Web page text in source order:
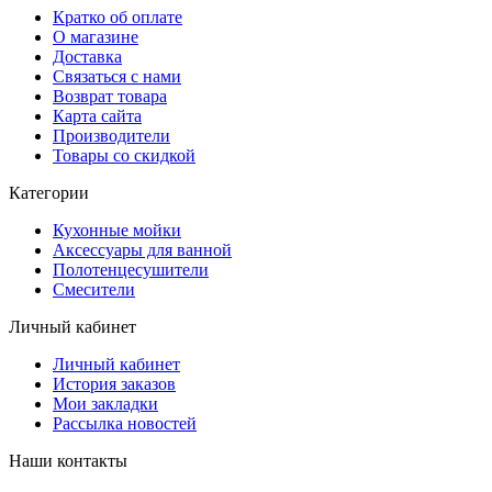
Кратко об оплате
О магазине
Доставка
Связаться с нами
Возврат товара
Карта сайта
Производители
Товары со скидкой
Категории
Кухонные мойки
Аксессуары для ванной
Полотенцесушители
Смесители
Личный кабинет
Личный кабинет
История заказов
Мои закладки
Рассылка новостей
Наши контакты